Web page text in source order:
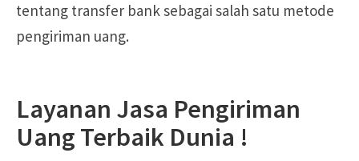
tentang transfer bank sebagai salah satu metode
pengiriman uang.
Layanan Jasa Pengiriman
Uang Terbaik Dunia !